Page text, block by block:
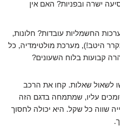
ישרה ובפניות? האם אין
החשמליות עובדות? חלונות,
היטב!), מערכת מולטימדיה, כל
קבועות בלוח השעונים?
לשאול שאלות. קחו את הרכב
עליו, שמתמחה בדגם הזה
שווה כל שקל. היא יכולה לחסוך